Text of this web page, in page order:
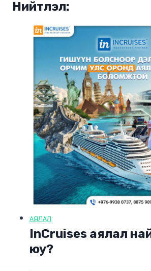
Нийтлэл:
АЯЛАЛ
InCruises аялал
юу?